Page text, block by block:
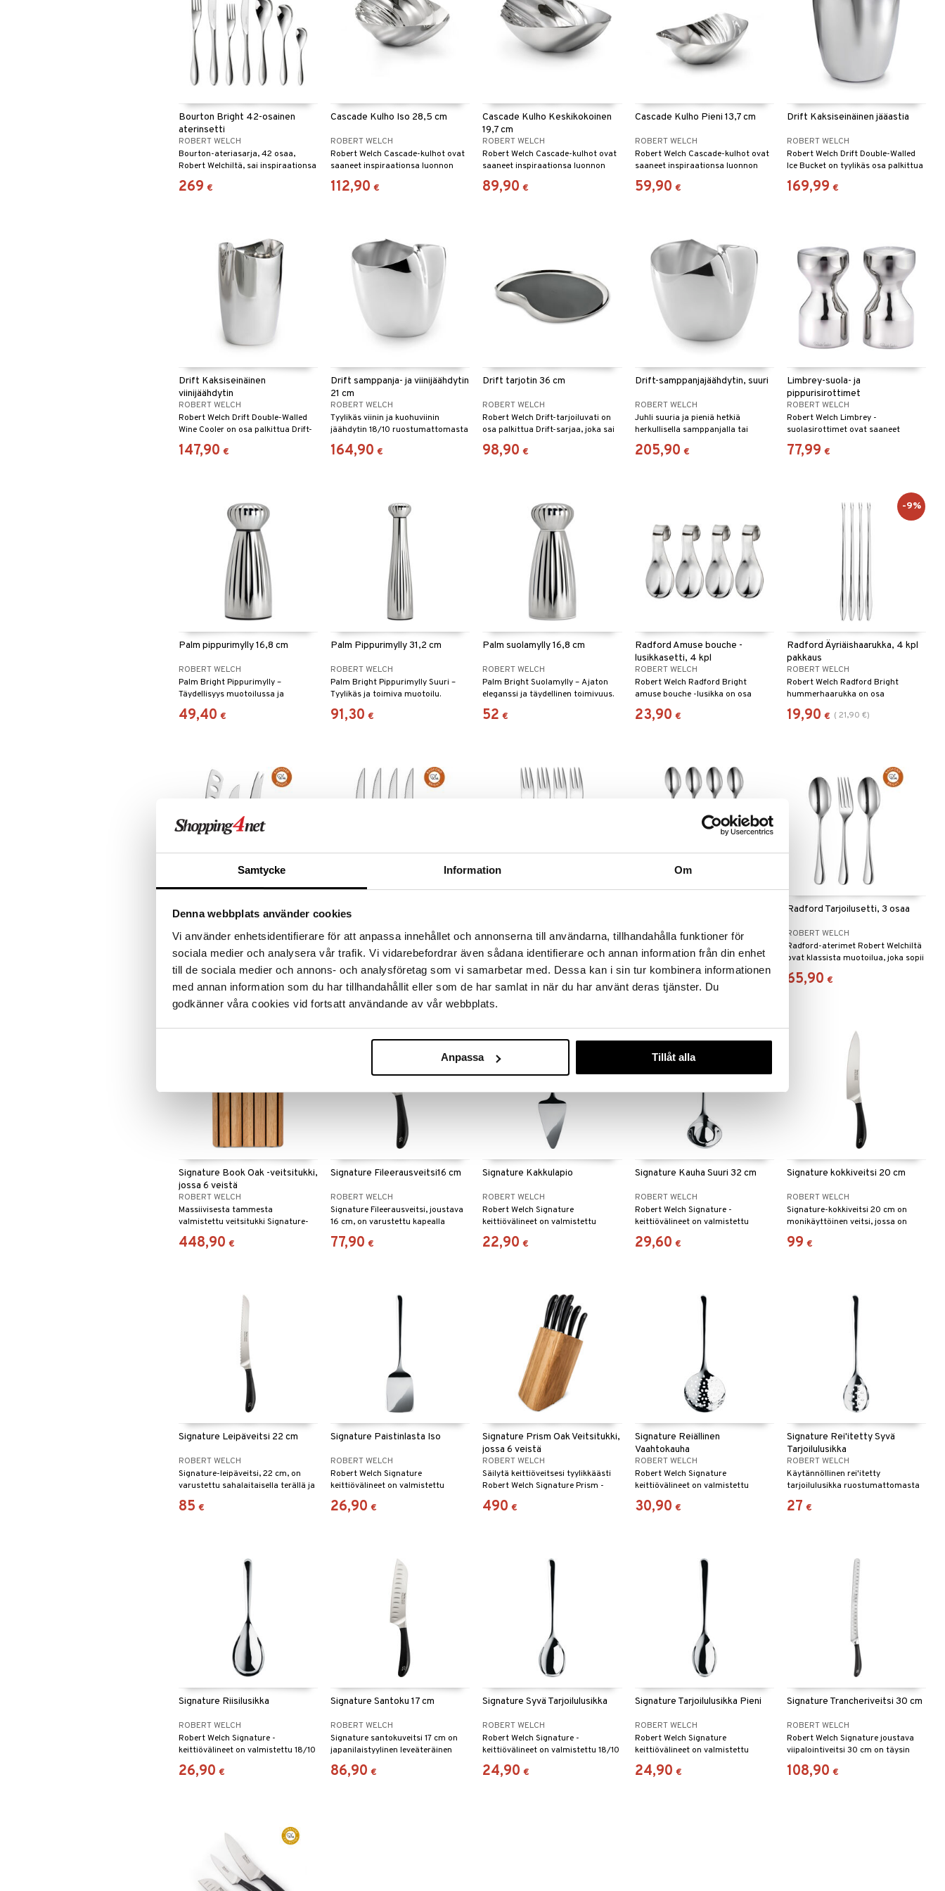
Samtycke Information Om
Denna webbplats använder cookies
Vi använder enhetsidentifierare för att anpassa innehållet och annonserna till användarna, tillhandahålla funktioner för
sociala medier och analysera vår trafik. Vi vidarebefordrar även sådana identifierare och annan information från din enhet
till de sociala medier och annons- och analysföretag som vi samarbetar med. Dessa kan i sin tur kombinera informationen
med annan information som du har tillhandahållit eller som de har samlat in när du har använt deras tjänster. Du
godkänner våra cookies vid fortsatt användande av vår webbplats.
Anpassa Tillåt alla
Bourton Bright 42-osainen
aterinsetti
ROBERT WELCH
Bourton-ateriasarja, 42 osaa,
Robert Welchiltä, ​​sai inspiraationsa
mutkittelevasta joesta, joka virtaa
viehättävän Bourton on the Water -
269 €
Cascade Kulho Iso 28,5 cm
ROBERT WELCH
Robert Welch Cascade-kulhot ovat
saaneet inspiraationsa luonnon
liikkeestä.
112,90 €
Cascade Kulho Keskikokoinen
19,7 cm
ROBERT WELCH
Robert Welch Cascade-kulhot ovat
saaneet inspiraationsa luonnon
liikkeestä.
89,90 €
Cascade Kulho Pieni 13,7 cm
ROBERT WELCH
Robert Welch Cascade-kulhot ovat
saaneet inspiraationsa luonnon
liikkeistä.
59,90 €
Drift Kaksiseinäinen jääastia
ROBERT WELCH
Robert Welch Drift Double-Walled
Ice Bucket on tyylikäs osa palkittua
Drift-sarjaa.
169,99 €
Drift Kaksiseinäinen
viinijäähdytin
ROBERT WELCH
Robert Welch Drift Double-Walled
Wine Cooler on osa palkittua Drift-
sarjaa, joka sai *Excellence in
Housewares – Top of the Table
147,90 €
Drift samppanja- ja viinijäähdytin
21 cm
ROBERT WELCH
Tyylikäs viinin ja kuohuviinin
jäähdytin 18/10 ruostumattomasta
teräksestä, tilavuus 13,5 litraa.
164,90 €
Drift tarjotin 36 cm
ROBERT WELCH
Robert Welch Drift-tarjoiluvati on
osa palkittua Drift-sarjaa, joka sai
*Excellence in Housewares – Top of
the Table Award 2018* -palkinnon.
98,90 €
Drift-samppanjajäähdytin, suuri
ROBERT WELCH
Juhli suuria ja pieniä hetkiä
herkullisella samppanjalla tai
muulla kuohuviinillä, jonka
jäähdytät Robert Welch Drift -
205,90 €
Limbrey-suola- ja
pippurisirottimet
ROBERT WELCH
Robert Welch Limbrey -
suolasirottimet ovat saaneet
inspiraationsa hopeaesineistä,
jotka Robert Welch suunnitteli
77,99 €
Palm pippurimylly 16,8 cm
ROBERT WELCH
Palm Bright Pippurimylly –
Täydellisyys muotoilussa ja
toiminnassa sekä tyylin ja laadun
elegantti yhdistelmä.
49,40 €
Palm Pippurimylly 31,2 cm
ROBERT WELCH
Palm Bright Pippurimylly Suuri –
Tyylikäs ja toimiva muotoilu.
91,30 €
Palm suolamylly 16,8 cm
ROBERT WELCH
Palm Bright Suolamylly – Ajaton
eleganssi ja täydellinen toimivuus.
52 €
Radford Amuse bouche -
lusikkasetti, 4 kpl
ROBERT WELCH
Robert Welch Radford Bright
amuse bouche -lusikka on osa
ajattoman sarjan, joka yhdistää
klassisen muotoilun ja modernin
23,90 €
Radford Äyriäishaarukka, 4 kpl
pakkaus
ROBERT WELCH
Robert Welch Radford Bright
hummerhaarukka on osa
ajattoman sarjan, joka yhdistää
klassisen muotoilun ja modernin
19,90 € ( 21,90 €)
-9%
Radford Bright Oak
Juustoveitsisetti 3 Veistä
ROBERT WELCH
on kiiltävä pinta, Radford-
aterinsarjasta.
94,90
Radford Grilliveitset, 4 kpl
ROBERT WELCH
lahjapakkauksessa ajattomasta
Radford Bright -aterinsarjasta.
54,40
ROBERT WELCH
Kanapéhaarukka ajattomasta ja
palkitusta Radford Bright -
aterinsarjasta.
24,90
ROBERT WELCH
Radford (BR) Pitkävartinen
teelusikka 4 kpl toimitetaan
tyylikkäässä lahjapakkauksessa.
34,90
Radford Tarjoilusetti, 3 osaa
ROBERT WELCH
Radford-aterimet Robert Welchiltä
ovat klassista muotoilua, joka sopii
kaikkiin kattauksiin.
65,90 €
Signature Book Oak -veitsitukki,
jossa 6 veistä
ROBERT WELCH
Massiivisesta tammesta
valmistettu veitsitukki Signature-
sarjassa. Ihanteellinen
sijoitettavaksi seinää vasten, jotta
448,90 €
Signature Fileerausveitsi16 cm
ROBERT WELCH
Signature Fileerausveitsi, joustava
16 cm, on varustettu kapealla
terällä ja terävällä kärjellä, mikä
mahdollistaa tarkan lihan,
77,90 €
Signature Kakkulapio
ROBERT WELCH
Robert Welch Signature
keittiövälineet on valmistettu
ruostumattomasta teräksestä
18/10.
22,90 €
Signature Kauha Suuri 32 cm
ROBERT WELCH
Robert Welch Signature -
keittiövälineet on valmistettu
ruostumattomasta 18/10-
teräksestä.
29,60 €
Signature kokkiveitsi 20 cm
ROBERT WELCH
Signature-kokkiveitsi 20 cm on
monikäyttöinen veitsi, jossa on
kaareva terä, joka mahdollistaa
keinuvan pilkkomisen ja
99 €
Signature Leipäveitsi 22 cm
ROBERT WELCH
Signature-leipäveitsi, 22 cm, on
varustettu sahalaitaisella terällä ja
terävällä kärjellä, mikä tekee siitä
täydellisen rapean leivän, patonkien
85 €
Signature Paistinlasta Iso
ROBERT WELCH
Robert Welch Signature
keittiövälineet on valmistettu
ruostumattomasta teräksestä
18/10.
26,90 €
Signature Prism Oak Veitsitukki,
jossa 6 veistä
ROBERT WELCH
Säilytä keittiöveitsesi tyylikkäästi
Robert Welch Signature Prism -
veitsitukissa, joka on valmistettu
massiivitammesta ja suunniteltu
490 €
Signature Reiällinen
Vaahtokauha
ROBERT WELCH
Robert Welch Signature
keittiövälineet on valmistettu
ruostumattomasta teräksestä
18/10.
30,90 €
Signature Rei'itetty Syvä
Tarjoilulusikka
ROBERT WELCH
Käytännöllinen rei'itetty
tarjoilulusikka ruostumattomasta
teräksestä Robert Welch -
palkitusta Signature-sarjasta.
27 €
Signature Riisilusikka
ROBERT WELCH
Robert Welch Signature -
keittiövälineet on valmistettu 18/10
ruostumattomasta teräksestä.
26,90 €
Signature Santoku 17 cm
ROBERT WELCH
Signature santokuveitsi 17 cm on
japanilaistyylinen leveäteräinen
veitsi.
86,90 €
Signature Syvä Tarjoilulusikka
ROBERT WELCH
Robert Welch Signature -
keittiövälineet on valmistettu 18/10
ruostumattomasta teräksestä.
24,90 €
Signature Tarjoilulusikka Pieni
ROBERT WELCH
Robert Welch Signature
keittiövälineet on valmistettu
ruostumattomasta teräksestä
18/10.
24,90 €
Signature Trancheriveitsi 30 cm
ROBERT WELCH
Robert Welch Signature joustava
viipalointiveitsi 30 cm on täysin
taottu ruostumattomasta
teräksestä ja siinä on täytetty ydin
108,90 €